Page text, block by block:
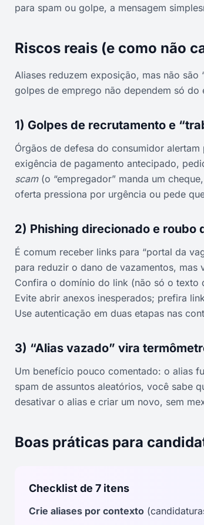
para spam ou golpe, a mensagem
Riscos reais (e como não
Aliases reduzem exposição, mas não
golpes de emprego não dependem só
1) Golpes de recrutamento e
Órgãos de defesa do consumidor
exigência de pagamento antecipado,
scam(o “empregador” manda um
oferta pressiona por urgência ou pede
2) Phishing direcionado e roubo
É comum receber links para “portal da
para reduzir o dano de vazamentos, mas
Confira o domínio do link (não só o texto
Evite abrir anexos inesperados; prefira
Use autenticação em duas etapas nas
3) “Alias vazado” vira
Um benefício pouco comentado: o alias
spam de assuntos aleatórios, você sabe
desativar o alias e criar um novo, sem
Boas práticas para
Checklist de 7 itens
Crie aliases por contexto